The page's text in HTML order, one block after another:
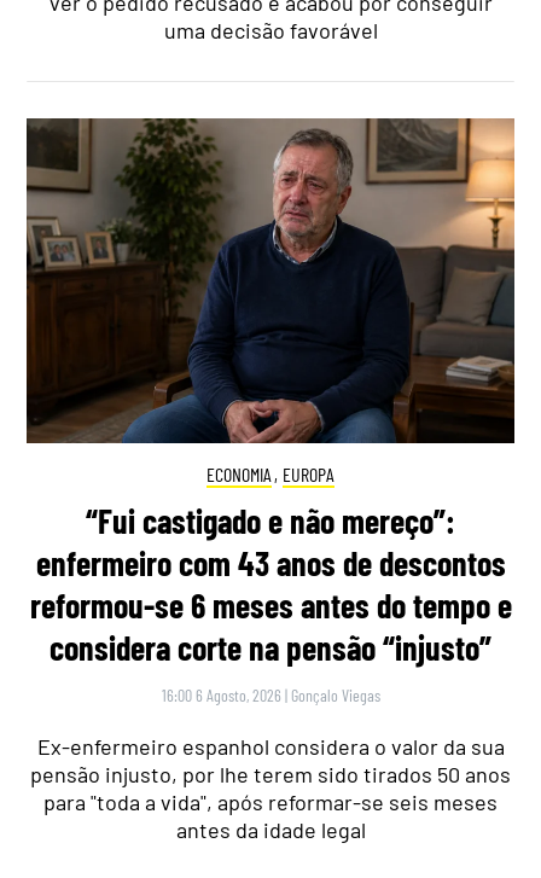
uma decisão favorável
ECONOMIA , EUROPA
“Fui castigado e não mereço”:
enfermeiro com 43 anos de descontos
reformou-se 6 meses antes do tempo e
considera corte na pensão “injusto”
16:00 6 Agosto, 2026 | Gonçalo Viegas
Ex-enfermeiro espanhol considera o valor da sua
pensão injusto, por lhe terem sido tirados 50 anos
para "toda a vida", após reformar-se seis meses
antes da idade legal